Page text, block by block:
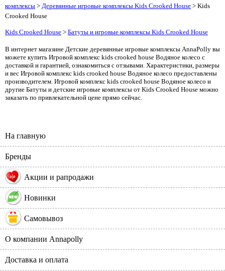
комплексы > Деревянные игровые комплексы Kids Crooked House > Kids
Crooked House
Kids Crooked House > Батуты и игровые комплексы Kids Crooked House
В интернет магазине Детские деревянные игровые комплексы AnnaPolly вы
можете купить Игровой комплекс kids crooked house Водяное колесо с
доставкой и гарантией, ознакомиться с отзывами. Характеристики, размеры
и вес Игровой комплекс kids crooked house Водяное колесо предоставлены
производителем. Игровой комплекс kids crooked house Водяное колесо и
другие Батуты и детские игровые комплексы от Kids Crooked House можно
заказать по привлекательной цене прямо сейчас.
На главную
Бренды
% Акции и рапродажи
Новинки
Самовывоз
О компании Annapolly
Доставка и оплата